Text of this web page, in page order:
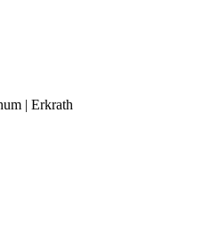
| Erkrath